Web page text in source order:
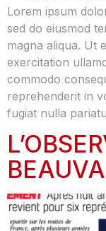
Lorem ipsum
sed do eiusmod
magna aliqua. Ut
exercitation
commodo
reprehenderit in
fugiat nulla